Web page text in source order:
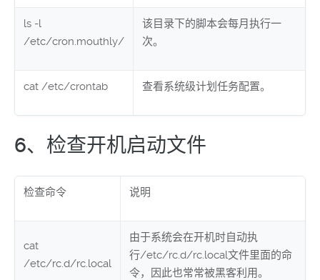
ls -l
/etc/cron.mouthly/
该目录下的脚本会每月执行一
次。
cat /etc/crontab 查看系统级计划任务配置。
6、检查开机启动文件
检查命令 说明
cat
/etc/rc.d/rc.local
由于系统会在开机时自动执
行/etc/rc.d/rc.local文件里面的命
令，因此也常常被黑客利用。